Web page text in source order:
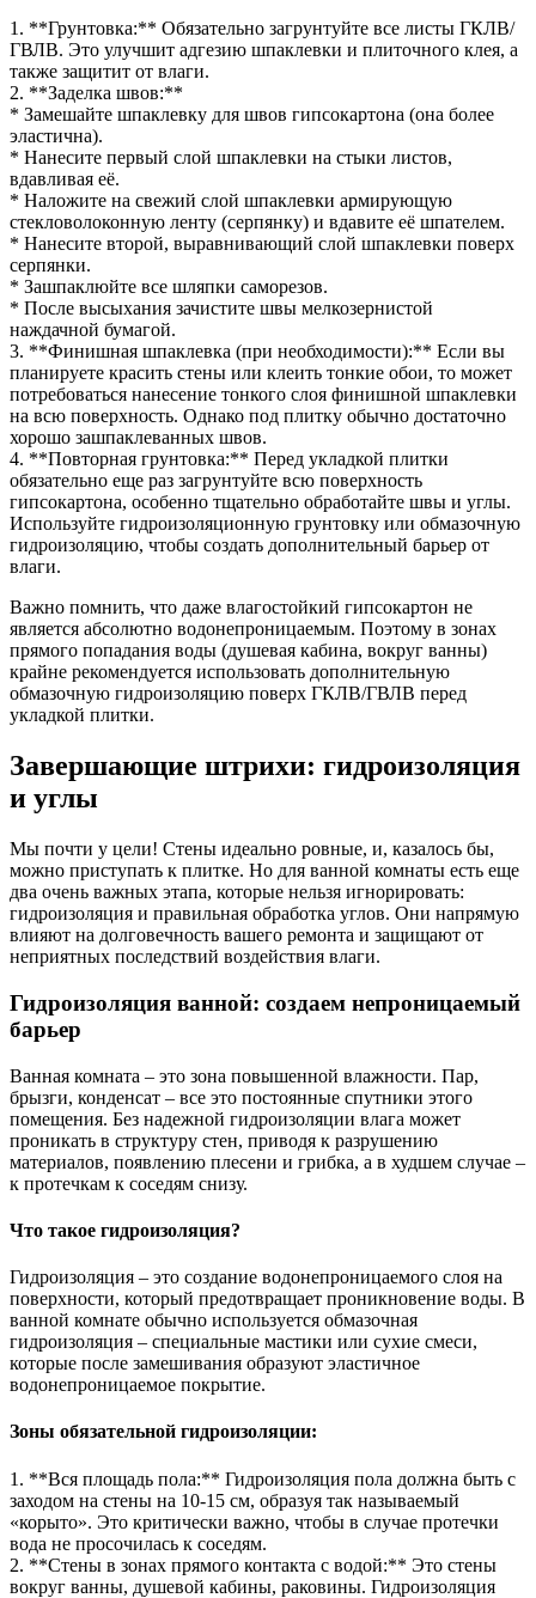
1. **Грунтовка:** Обязательно загрунтуйте все листы ГКЛВ/
ГВЛВ. Это улучшит адгезию шпаклевки и плиточного клея, а
также защитит от влаги.
2. **Заделка швов:**
* Замешайте шпаклевку для швов гипсокартона (она более
эластична).
* Нанесите первый слой шпаклевки на стыки листов,
вдавливая её.
* Наложите на свежий слой шпаклевки армирующую
стекловолоконную ленту (серпянку) и вдавите её шпателем.
* Нанесите второй, выравнивающий слой шпаклевки поверх
серпянки.
* Зашпаклюйте все шляпки саморезов.
* После высыхания зачистите швы мелкозернистой
наждачной бумагой.
3. **Финишная шпаклевка (при необходимости):** Если вы
планируете красить стены или клеить тонкие обои, то может
потребоваться нанесение тонкого слоя финишной шпаклевки
на всю поверхность. Однако под плитку обычно достаточно
хорошо зашпаклеванных швов.
4. **Повторная грунтовка:** Перед укладкой плитки
обязательно еще раз загрунтуйте всю поверхность
гипсокартона, особенно тщательно обработайте швы и углы.
Используйте гидроизоляционную грунтовку или обмазочную
гидроизоляцию, чтобы создать дополнительный барьер от
влаги.
Важно помнить, что даже влагостойкий гипсокартон не
является абсолютно водонепроницаемым. Поэтому в зонах
прямого попадания воды (душевая кабина, вокруг ванны)
крайне рекомендуется использовать дополнительную
обмазочную гидроизоляцию поверх ГКЛВ/ГВЛВ перед
укладкой плитки.
Завершающие штрихи: гидроизоляция
и углы
Мы почти у цели! Стены идеально ровные, и, казалось бы,
можно приступать к плитке. Но для ванной комнаты есть еще
два очень важных этапа, которые нельзя игнорировать:
гидроизоляция и правильная обработка углов. Они напрямую
влияют на долговечность вашего ремонта и защищают от
неприятных последствий воздействия влаги.
Гидроизоляция ванной: создаем непроницаемый
барьер
Ванная комната – это зона повышенной влажности. Пар,
брызги, конденсат – все это постоянные спутники этого
помещения. Без надежной гидроизоляции влага может
проникать в структуру стен, приводя к разрушению
материалов, появлению плесени и грибка, а в худшем случае –
к протечкам к соседям снизу.
Что такое гидроизоляция?
Гидроизоляция – это создание водонепроницаемого слоя на
поверхности, который предотвращает проникновение воды. В
ванной комнате обычно используется обмазочная
гидроизоляция – специальные мастики или сухие смеси,
которые после замешивания образуют эластичное
водонепроницаемое покрытие.
Зоны обязательной гидроизоляции:
1. **Вся площадь пола:** Гидроизоляция пола должна быть с
заходом на стены на 10-15 см, образуя так называемый
«корыто». Это критически важно, чтобы в случае протечки
вода не просочилась к соседям.
2. **Стены в зонах прямого контакта с водой:** Это стены
вокруг ванны, душевой кабины, раковины. Гидроизоляция